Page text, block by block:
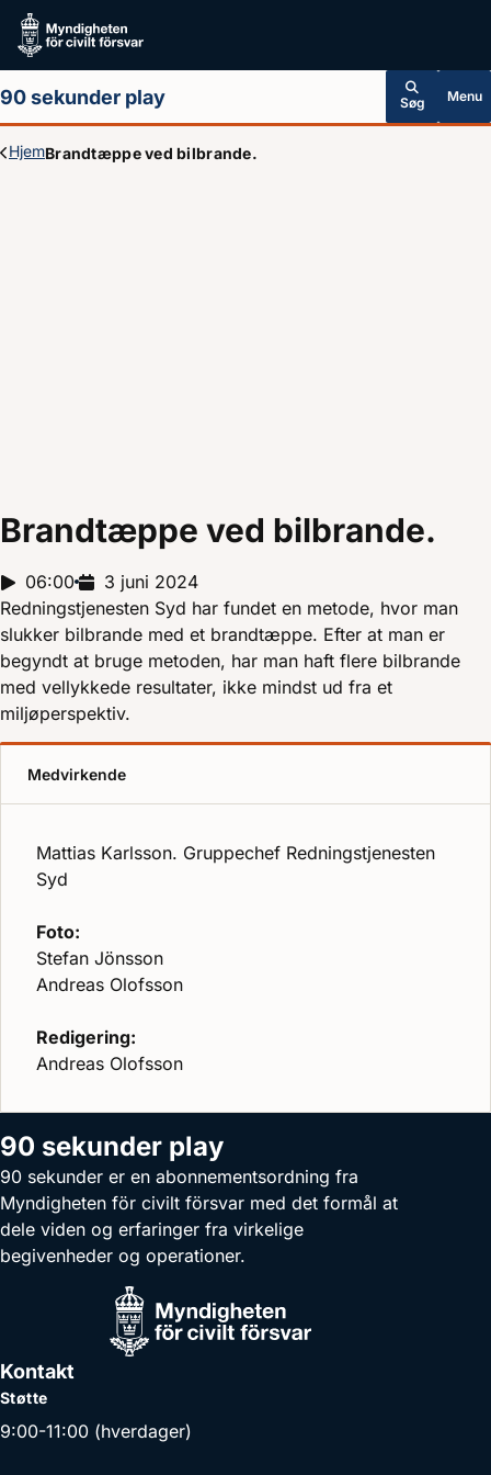
Hoppa till huvudinnehållet
90 sekunder play Søg Menu
HjemBrandtæppe ved bilbrande.
Brandtæppe ved bilbrande.
Reportagelængde:
06:00 Udgivelsesdato:
3 juni 2024
Redningstjenesten Syd har fundet en metode, hvor man
slukker bilbrande med et brandtæppe. Efter at man er
begyndt at bruge metoden, har man haft flere bilbrande
med vellykkede resultater, ikke mindst ud fra et
miljøperspektiv.
Medvirkende
Mattias Karlsson. Gruppechef Redningstjenesten
Syd
Foto:
Stefan Jönsson
Andreas Olofsson
Redigering:
Andreas Olofsson
90 sekunder play
90 sekunder er en abonnementsordning fra
Myndigheten för civilt försvar med det formål at
dele viden og erfaringer fra virkelige
begivenheder og operationer.
Kontakt
Støtte
9:00-11:00 (hverdager)